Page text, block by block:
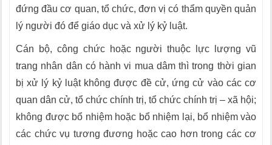
đứng đầu cơ quan, tổ chức, đơn vị có thẩm quyền quản
lý người đó để giáo dục và xử lý kỷ luật.
Cán bộ, công chức hoặc người thuộc lực lượng vũ
trang nhân dân có hành vi mua dâm thì trong thời gian
bị xử lý kỷ luật không được đề cử, ứng cử vào các cơ
quan dân cử, tổ chức chính trị, tổ chức chính trị – xã hội;
không được bổ nhiệm hoặc bổ nhiệm lại, bổ nhiệm vào
các chức vụ tương đương hoặc cao hơn trong các cơ